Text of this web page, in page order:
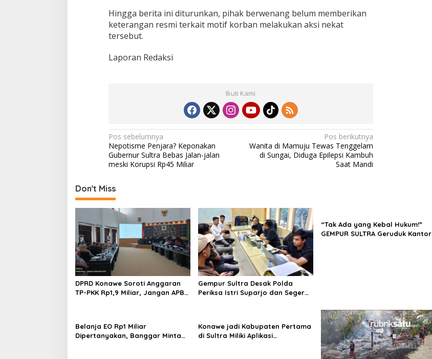
Hingga berita ini diturunkan, pihak berwenang belum memberikan
keterangan resmi terkait motif korban melakukan aksi nekat
tersebut.
Laporan Redaksi
Ikuti Kami
N
a
v
g
a
s
i
p
o
s
Pos sebelumnya
Nepotisme Penjara? Keponakan
Gubernur Sultra Bebas Jalan-jalan
meski Korupsi Rp45 Miliar
Pos berikutnya
Wanita di Mamuju Tewas Tenggelam
di Sungai, Diduga Epilepsi Kambuh
Saat Mandi
Don't Miss
DPRD Konawe Soroti Anggaran
TP-PKK Rp1,9 Miliar, Jangan APBD
Gempur Sultra Desak Polda
Periksa Istri Suparjo dan Segera
“Tak Ada yang Kebal Hukum!”
GEMPUR SULTRA Geruduk Kantor
Belanja EO Rp1 Miliar
Dipertanyakan, Banggar Minta
Konawe jadi Kabupaten Pertama
di Sultra Miliki Aplikasi